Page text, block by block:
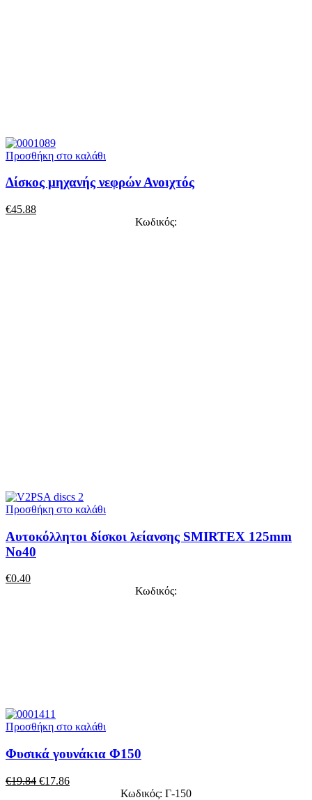
Προσθήκη στο καλάθι
Δίσκος μηχανής νεφρών Ανοιχτός
€45.88
Κωδικός:
Προσθήκη στο καλάθι
Αυτοκόλλητοι δίσκοι λείανσης SMIRTEX 125mm
No40
€0.40
Κωδικός:
Προσθήκη στο καλάθι
Φυσικά γουνάκια Φ150
€19.84 €17.86
Κωδικός: Γ-150